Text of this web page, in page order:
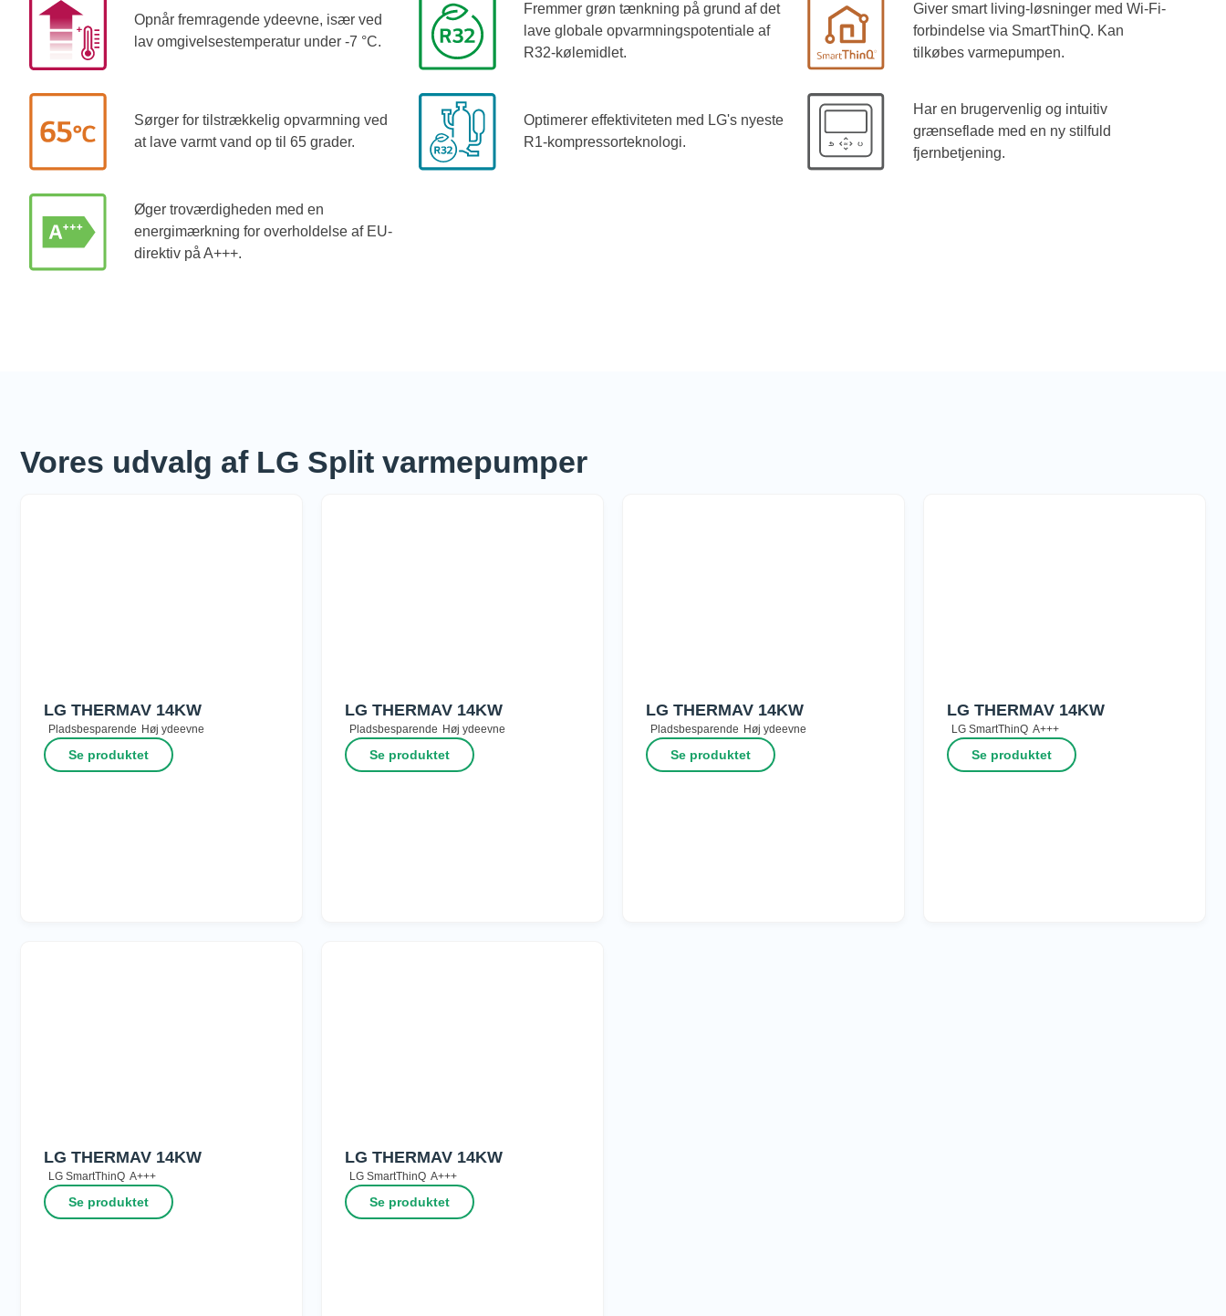
Opnår fremragende ydeevne, især ved
lav omgivelsestemperatur under -7 °C.
Sørger for tilstrækkelig opvarmning ved
at lave varmt vand op til 65 grader.
Øger troværdigheden med en
energimærkning for overholdelse af EU-
direktiv på A+++.
Fremmer grøn tænkning på grund af det
lave globale opvarmningspotentiale af
R32-kølemidlet.
Optimerer effektiviteten med LG's nyeste
R1-kompressorteknologi.
Giver smart living-løsninger med Wi-Fi-
forbindelse via SmartThinQ. Kan
tilkøbes varmepumpen.
Har en brugervenlig og intuitiv
grænseflade med en ny stilfuld
fjernbetjening.
Vores udvalg af LG Split varmepumper
LG THERMAV 14KW
Pladsbesparende Høj ydeevne
Se produktet
LG THERMAV 14KW
Pladsbesparende Høj ydeevne
Se produktet
LG THERMAV 14KW
Pladsbesparende Høj ydeevne
Se produktet
LG THERMAV 14KW
LG SmartThinQ A+++
Se produktet
LG THERMAV 14KW
LG SmartThinQ A+++
Se produktet
LG THERMAV 14KW
LG SmartThinQ A+++
Se produktet